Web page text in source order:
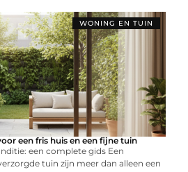
WONING EN TUIN
een fris huis en een fijne tuin
een complete gids Een
tuin zijn meer dan alleen een